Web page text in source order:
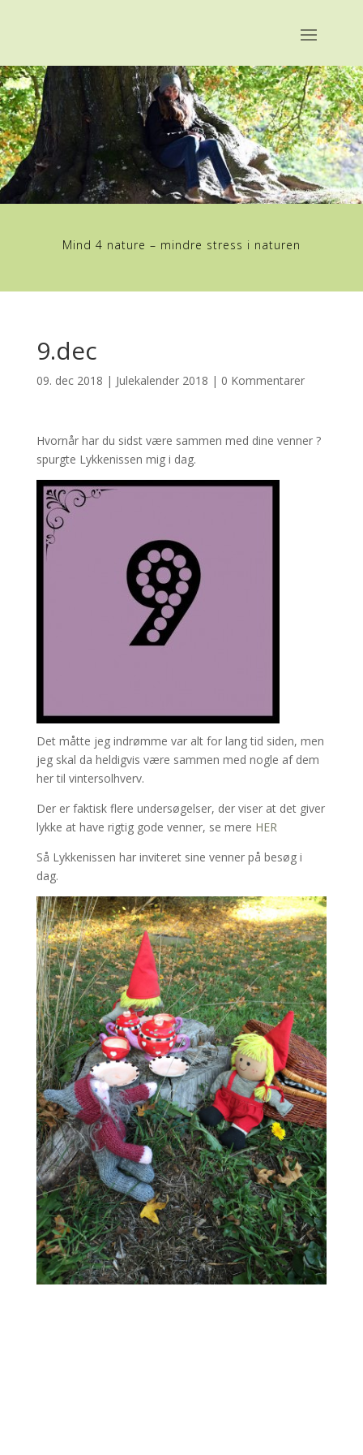
Mind 4 nature – mindre stress i naturen
9.dec
09. dec 2018 | Julekalender 2018 | 0 Kommentarer
Hvornår har du sidst være sammen med dine venner ?
spurgte Lykkenissen mig i dag.
Det måtte jeg indrømme var alt for lang tid siden, men
jeg skal da heldigvis være sammen med nogle af dem
her til vintersolhverv.
Der er faktisk flere undersøgelser, der viser at det giver
lykke at have rigtig gode venner, se mere HER
Så Lykkenissen har inviteret sine venner på besøg i
dag.